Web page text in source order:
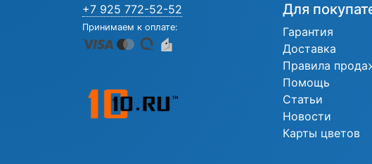
+7 925 772-52-52
Принимаем к оплате:
Для
Гарантия
Доставка
Правила
Помощь
Статьи
Новости
Карты цветов